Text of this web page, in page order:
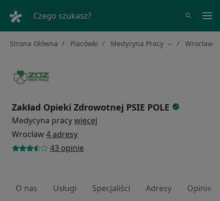
Czego szukasz?
Strona Główna Placówki Medycyna Pracy Zmień miasto
Wrocław
Zakład Opieki Zdrowotnej PSIE POLE
Medycyna pracywięcej
Wrocław4 adresy
43 opinie
O nas Usługi Specjaliści Adresy Opinie